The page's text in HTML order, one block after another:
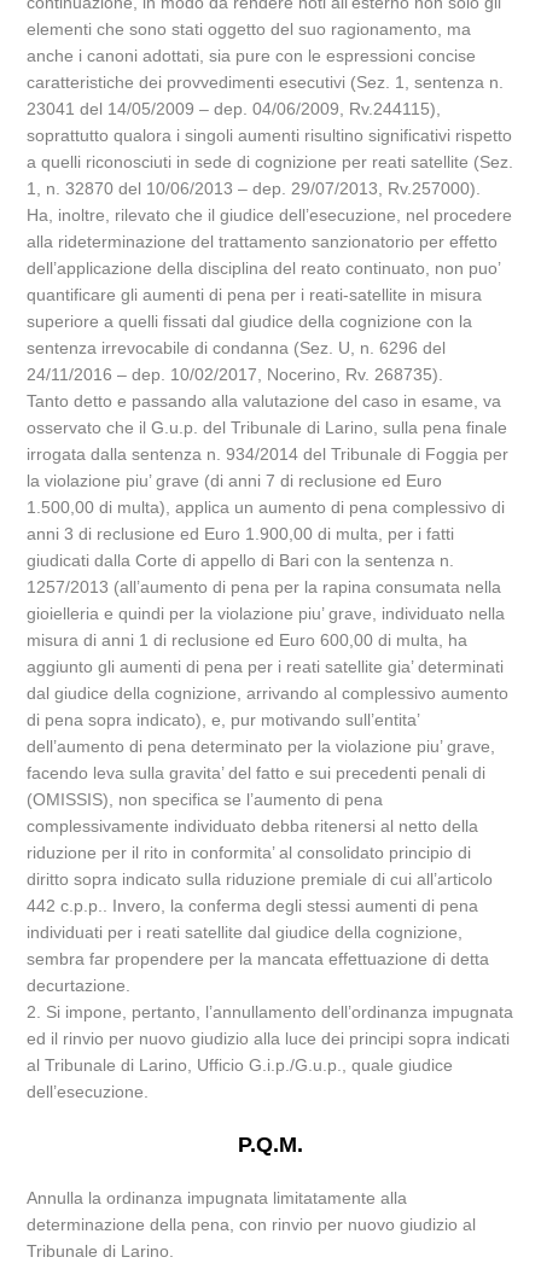
elementi che sono stati oggetto del suo ragionamento, ma
anche i canoni adottati, sia pure con le espressioni concise
caratteristiche dei provvedimenti esecutivi (Sez. 1, sentenza n.
23041 del 14/05/2009 – dep. 04/06/2009, Rv.244115),
soprattutto qualora i singoli aumenti risultino significativi rispetto
a quelli riconosciuti in sede di cognizione per reati satellite (Sez.
1, n. 32870 del 10/06/2013 – dep. 29/07/2013, Rv.257000).
Ha, inoltre, rilevato che il giudice dell’esecuzione, nel procedere
alla rideterminazione del trattamento sanzionatorio per effetto
dell’applicazione della disciplina del reato continuato, non puo’
quantificare gli aumenti di pena per i reati-satellite in misura
superiore a quelli fissati dal giudice della cognizione con la
sentenza irrevocabile di condanna (Sez. U, n. 6296 del
24/11/2016 – dep. 10/02/2017, Nocerino, Rv. 268735).
Tanto detto e passando alla valutazione del caso in esame, va
osservato che il G.u.p. del Tribunale di Larino, sulla pena finale
irrogata dalla sentenza n. 934/2014 del Tribunale di Foggia per
la violazione piu’ grave (di anni 7 di reclusione ed Euro
1.500,00 di multa), applica un aumento di pena complessivo di
anni 3 di reclusione ed Euro 1.900,00 di multa, per i fatti
giudicati dalla Corte di appello di Bari con la sentenza n.
1257/2013 (all’aumento di pena per la rapina consumata nella
gioielleria e quindi per la violazione piu’ grave, individuato nella
misura di anni 1 di reclusione ed Euro 600,00 di multa, ha
aggiunto gli aumenti di pena per i reati satellite gia’ determinati
dal giudice della cognizione, arrivando al complessivo aumento
di pena sopra indicato), e, pur motivando sull’entita’
dell’aumento di pena determinato per la violazione piu’ grave,
facendo leva sulla gravita’ del fatto e sui precedenti penali di
(OMISSIS), non specifica se l’aumento di pena
complessivamente individuato debba ritenersi al netto della
riduzione per il rito in conformita’ al consolidato principio di
diritto sopra indicato sulla riduzione premiale di cui all’articolo
442 c.p.p.. Invero, la conferma degli stessi aumenti di pena
individuati per i reati satellite dal giudice della cognizione,
sembra far propendere per la mancata effettuazione di detta
decurtazione.
2. Si impone, pertanto, l’annullamento dell’ordinanza impugnata
ed il rinvio per nuovo giudizio alla luce dei principi sopra indicati
al Tribunale di Larino, Ufficio G.i.p./G.u.p., quale giudice
dell’esecuzione.
P.Q.M.
Annulla la ordinanza impugnata limitatamente alla
determinazione della pena, con rinvio per nuovo giudizio al
Tribunale di Larino.